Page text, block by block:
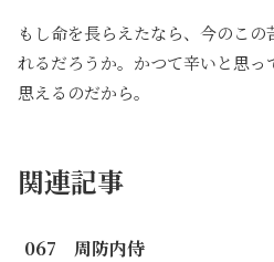
もし命を長らえたなら、今のこ
れるだろうか。かつて辛いと思っ
思えるのだから。
関連記事
067 周防内侍